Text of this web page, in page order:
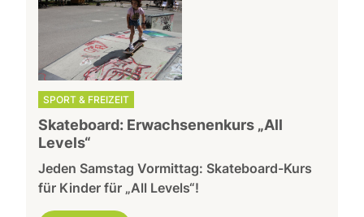
SPORT & FREIZEIT
Skateboard: Erwachsenenkurs „All
Levels“
Jeden Samstag Vormittag: Skateboard-Kurs
für Kinder für „All Levels“!